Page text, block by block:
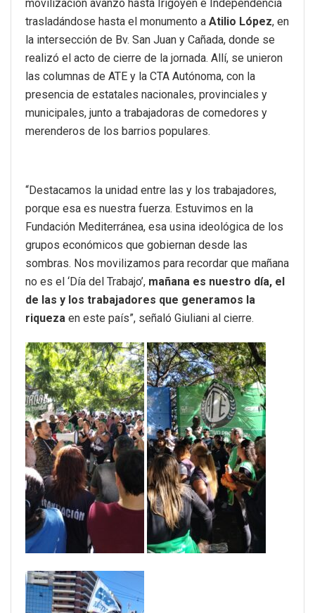
movilización avanzó hasta Irigoyen e Independencia
trasladándose hasta el monumento a Atilio López, en
la intersección de Bv. San Juan y Cañada, donde se
realizó el acto de cierre de la jornada. Allí, se unieron
las columnas de ATE y la CTA Autónoma, con la
presencia de estatales nacionales, provinciales y
municipales, junto a trabajadoras de comedores y
merenderos de los barrios populares.
“Destacamos la unidad entre las y los trabajadores,
porque esa es nuestra fuerza. Estuvimos en la
Fundación Mediterránea, esa usina ideológica de los
grupos económicos que gobiernan desde las
sombras. Nos movilizamos para recordar que mañana
no es el ‘Día del Trabajo’, mañana es nuestro día, el
de las y los trabajadores que generamos la
riqueza en este país”, señaló Giuliani al cierre.